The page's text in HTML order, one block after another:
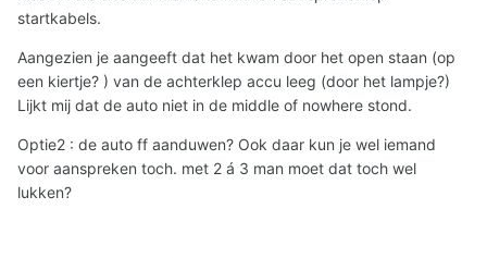
startkabels.
Aangezien je aangeeft dat het kwam door het open staan (op
een kiertje? ) van de achterklep accu leeg (door het lampje?)
Lijkt mij dat de auto niet in de middle of nowhere stond.
Optie2 : de auto ff aanduwen? Ook daar kun je wel iemand
voor aanspreken toch. met 2 á 3 man moet dat toch wel
lukken?